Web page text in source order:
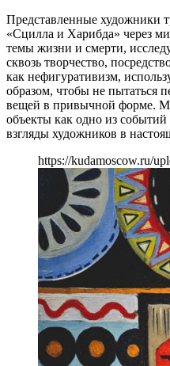
Представленные художники
«Сцилла и Харибда» через
темы жизни и смерти,
сквозь творчество,
как нефигуративизм,
образом, чтобы не пытаться
вещей в привычной форме.
объекты как одно из
взгляды художников в
https://kudamoscow.ru/